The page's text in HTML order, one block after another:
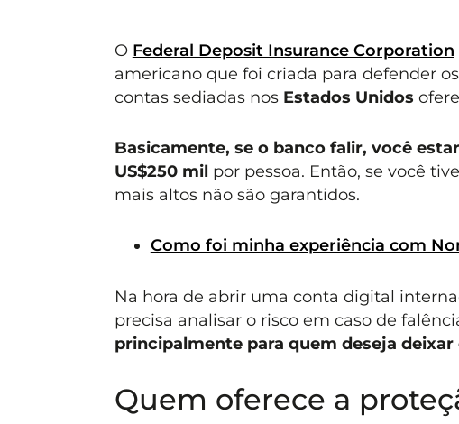
O Federal Deposit Insurance Corporation
americano que foi criada para defender
contas sediadas nos Estados Unidos
Basicamente, se o banco falir, você
US$250 mil por pessoa. Então, se você
mais altos não são garantidos.
Como foi minha experiência com
Na hora de abrir uma conta digital
precisa analisar o risco em caso de
principalmente para quem deseja
Quem oferece a